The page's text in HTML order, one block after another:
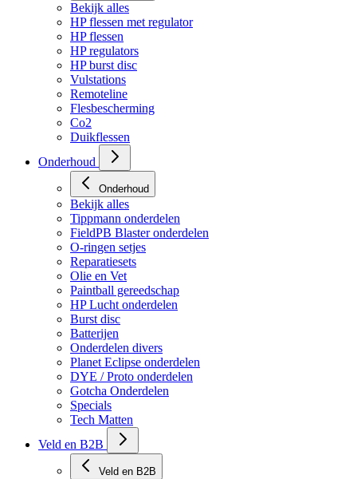
Bekijk alles
HP flessen met regulator
HP flessen
HP regulators
HP burst disc
Vulstations
Remoteline
Flesbescherming
Co2
Duikflessen
Onderhoud
Onderhoud
Bekijk alles
Tippmann onderdelen
FieldPB Blaster onderdelen
O-ringen setjes
Reparatiesets
Olie en Vet
Paintball gereedschap
HP Lucht onderdelen
Burst disc
Batterijen
Onderdelen divers
Planet Eclipse onderdelen
DYE / Proto onderdelen
Gotcha Onderdelen
Specials
Tech Matten
Veld en B2B
Veld en B2B